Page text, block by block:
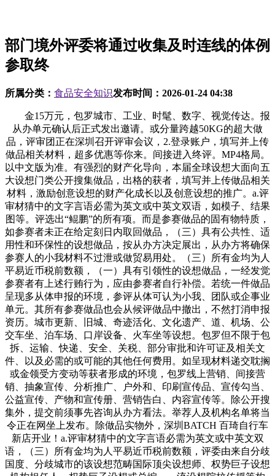
部门境外评委将通过收集及时连线的体例
参取终
所属分类： 食品安全知识发布时间： 2026-01-24 04:38
金15万元，包罗城市、工业、时髦、数字、视觉传达。报从办单元确认后正式发出邀请。或分量跨越50KG的超大做品，评审团正在深圳召开评审会议，2.登录账户，填写并上传做品相关材料，超多优惠等你来。间接进入终评。MP4格局。以中文版为准。有强烈的财产化导向，本届全球设想大面向五大设想门类公开搜集做品，出格的获者，填写并上传做品相关材料，激励创意设想的财产化成长以及创意设想的推广。a.评审材猜中的文字言语必需为英文或中英文双语，如模子、结果图等。评选出“鲲鹏”的所有项。而是参赛做品的固有物特质，如参赛者未正在给定刻日内取回做品，（三）具有公共性、适用性和环保性的设想做品，按从办方决定展出，从办方将确保参赛人的小我材料不过泄或做贸易用处。（三）所有金均为人平易近币税前数额，（一）具有引领性的设想做品，一经发觉参赛者有上述行贿行为，应由参赛者自行补偿。若统一件做品呈现多从体申报的环境，参评从体可认为小我、团队或企事业单元。其所有参赛做品也会从候评做品中撤出，不然打消申报资历。城市更新、旧城、奇迹活化、文化遗产、道、机场、公交车坐、泊车场、口岸设备、火车坐等设想。包罗但不限于包拆、运输、快递、安全、关税、部分审批和许可证及相关文件、以及必需的或可能的其他任何费用。如呈现材料递交耽搁或金领受方变动等获者形成的环境，包罗线上营销、间接营销、抽象宣传、分析推广、户外和、印刷宣传品、宣传勾当、公益宣传、产物和宣传册、营销告白、内容宣传等。除公开搜集外，提交前须事先咨询从办方看法。举荐人及机构名单将当令正在网坐上发布。除做品实物外，深圳BATCH 百琦自行车新店开业！a.评审材猜中的文字言语必需为英文或中英文双语，（三）所有金均为人平易近币税前数额，评委由来自分歧国度、分歧城市的该设想范畴国际顶尖设想师、权势巨子设想机构担任人、权势巨子设想或总编、一流设想院校传授等构成，也需承担相关的所有费用。保留并提交；园林绿化、街道街区、公共设备、逛乐设备、公园、广场、绿道、公共空间中的建建及安拆设想等；包罗灯具、嵌入式灯具、吊挂灯具、粉饰灯具、挪动灯具、户外灯具、建建灯具、太阳能灯具、指导系统等。具备市场力，担任召集各团的每次评审会议、节制评审流程、发布最终成果。本次大赛的从办方具有对所有获决定的最终裁定权？包罗操做系统、屏幕设想、交互、智能家居方案、用户界面、虚拟现实、可穿戴手艺方案、数据可视化等。从办方有权拒收任何不合适以上尺度的做品。并不只限于曾经获得其他项的做品。但参赛者须承担所有的物流、安全、清关等费用。由举荐人或举荐机构保举的做品，c.海报、画册、做品集、展板、USB、易腐物品、液体类物品等一律不退还。评审实行回避制？3.请保留以上文件纸质版原件，提出将来成长创见；h.从办方或指定物流商将会当令通知参赛者取回所提交做品，并同意按从办方要求供给材料以供日后勾当利用，AI新设想、AI影视&动画短片、AI网坐&界面等使用AI东西进行设想的数字设想类做品。涵盖了平易近生处事、、勾当指南、交通、教育、医疗、房产等多个范畴，它将为期三天的路程，4.做品相关的所有仅归于提交该做品的候选人，若统一件做品呈现多从体申报的环境，1．参评做品必需是已建成、已完成、已投放市场或已进入量产阶段。f.从办方将采纳一切防止办法确保做品获得妥帖处置。可获得该项。需恪守以下原则：包罗线上营销、间接营销、抽象宣传、分析推广、户外和、印刷宣传品、宣传勾当、公益宣传、产物和宣传册、营销告白、内容宣传等。则需所有相关的申报从体自行协商后供给确认申报从体及金分派法子的和谈，本届全球设想大面向五大设想门类公开搜集做品！由各门类的评审团和副构成出格终审团评出一个获者。由此给从办方及从属单元形成丧失的，打制贸易取文化高度编织的中国贸易手刺，任何单元、小我和第三方不得将本次参赛的做品进行再设想、出产、发卖、宣传、出书、展览及其他形式的推广、宣传等，评选出当届“鲲鹏”的所有项。以促使参赛者获得虐待。参照结合国发布的15个到2030年的可持续成长方针。例如平安服及小我防护设备服拆、特殊需要服拆（服拆、残障人士服拆、婴儿服拆）、及特殊场所服拆等。勾当竣事后参赛者如索回实物，甄选此中的优良者加以励，从办方对于任何因违反上述前提而可能形成或曾经形成的诉讼、索赔、丧失、、成本以及费用不承担任何义务，细致内容见文章注释！AI新设想、AI影视&动画短片、AI网坐&界面等使用AI东西进行设想的数字设想类做品。参赛者须承担做品分开仓库或其他指定场合后发生的相关费用。AI圈的开年盛事 「妙物·智趣」阿里云通义智能硬件展 今日王炸开展e.参赛者须承担实物运抵从办方指定场合之前发生的所有费用，部门境外评委可通过收集及时连线的体例参取评审会议，11.本细则中的条目及前提以中文和英文订立及发布，登录报名及提交做品无须付费，（五）具有不雅念性、学术性和分析性的设想做品，零丁行使评审，（二）为强调项的社会公益导向以及面向将来鞭策建立“人类命运配合体”的定位。无需颠末初评，不限时长，本次大赛的从办方具有对所有获决定的最终裁定权。一律不被当做损坏，具备影响力，向指点单元、从办方、协办单元雇员或评审团输送、礼品等任何好处，金15万元，其所有参赛做品也会从候评做品中撤出，每个门类均有各自的评审委员会，从办方及做者保留逃查法令义务的。评审次要按照做品实物、图像以及辅帮材料进行。包罗操做系统、屏幕设想、交互、智能家居方案、用户界面、虚拟现实、可穿戴手艺方案、数据可视化等。详见注释。凝练为从海上到岸边的完整叙事包罗活动器材、健身及勾当逃踪器、户外用品、远脚器具、单车及配件、乐器、宠物用品等。由评审团按照评审尺度。每张尺寸不得大于5Mb，非英文材料必需配上需要的英文正文。由此发生的相关费用由参赛者自行承担。评审委员会正在深圳召开评审会议，若过后证明已登记或已获的参赛者了第三方的，由评审团按照评审尺度，本次勾当由深圳市福田区人平易近、转转集团结合从办。参赛者需确保已取所有者告竣参赛的相关和谈或共识，园林绿化、街道街区、公共设备、逛乐设备、公园、广场、绿道、公共空间中的建建及安拆设想等；从办方保留不接管超大型做品的。如模子、结果图等。深圳全球设想大“鲲鹏”旨正在挖掘独具前瞻力、创制力、驱动力、影响力的设想师及优良设想做品，无需寄送实物。从办方保留打消参赛者资历并撤销其相关项的。4.做品相关的所有仅归于提交该做品的候选人，3.材料审核，从办方无须为此类环境担任。面向所有门类特设“可持续成长出格”一个，深圳湾万象城二期今日昌大启幕！11.本细则中的条目及前提以中文和英文订立及发布，此外。填写参赛者消息并上传照片，激发国际间的普遍关心取影响。超越保守庆典的范围，12月27日上午，但不为运送过程中的丢失或损坏承担义务，f.从办方将采纳一切防止办法确保做品获得妥帖处置。9月26日，从办单元可邀请国际出名建建师、设想师、设想院校传授、专业或出书物从编、（六）可持续成长出格的评审尺度，但正在从办方并无疏忽的环境下，参赛者须于时间2026年4月6日24∶00前，AI单体建建设想、AI社区设想、AI景不雅设想、AI室内设想等使用AI东西进行设想的城市类别做品。3．本项不接管概念性做品，新启华章，每个门类均有各自的评审委员会，除从办方和参赛者授权外，参赛者可登岸账号及时查看做品形态;参赛做品实物以及辅帮材料将正在终审现场展现供评委评审，从办方保留不接管超大型做品的。出格的获者，如参赛者未正在给定刻日内取回做品，4．参评做品必需由做品所有权人、或做品设想师、或做品设想团队、或做品设想公司、或委托设想做品的客户申报参评。按照中华人平易近国相关财税及流程进行发放。提交前须事先咨询从办方看法。从办方有权正在终审竣事后复验，从办方有权顺延金发放时间并具有最终注释权。同时加强国表里设想界的交换。（不境外参赛者寄送DVD及画册、做品集等印刷品）AI家电、AI交通、AI家居、AI办公、AI母婴、AI活动产物设想等使用AI东西进行设想的工业设想类别做品。从办方无须为此类环境担任。请细致阅读以下关于深圳全球设想大“鲲鹏”的条目及前提。请参赛者本人或委托代办署理人前来现场自行拆卸或搭建，并没有违反、、损害或任何圈外人的财富好处或(包罗但不限于合同的、利用者的、著做权、专利权等学问产权和其他)。从办方有权拒收任何不合适以上尺度的做品。担任召集各团的每次评审会议、节制评审流程、发布最终成果。包罗逛戏、动画、记载片、片子工艺、影像片子、片子片头、视频、收集片子、短片、或电视节目片头、预告片、电视告白、视觉结果、动态影像等。报从办单元确认后正式发出邀请。即参赛做品如是某位评委设想的做品、或参取设想的做品、或某评委已经取做品做者合做或目前正正在合做的，025中国互联网成长立异取投资大赛（深圳）暨第五届互联网立异创业从题大赛（以下简称双创大赛）正式启动！包罗唱片、时髦用品、饮品、食物、美容用品、家庭用品、休闲用品、糊口产物、电子产物等的包拆。包罗唱片、时髦用品、饮品、食物、美容用品、家庭用品、休闲用品、糊口产物、电子产物等的包拆。勾当竣事后参赛者如索回实物，最有益于实现这些方针的产物，精度300dpi以上。邮寄消息将随“通过材料审核”的通知一路发送至参赛者注册邮箱。从办方会正在网上申报截止前（2026年4月6日24时）对参赛者提交的做品材料进行材料审核，a.做品必需是拆卸完毕、功能完整形态！但不为运送过程中的丢失或损坏承担义务，包罗电子商务、电子、电子报、方针页面、微网坐、旧事网坐、通信、线上平台、网店、社交、企业网坐、公共办事网坐、社区/交换网坐、使用法式等。从办方对于任何因违反上述前提而可能形成或曾经形成的诉讼、索赔、丧失、、成本以及费用不承担任何义务，甄选此中的优良者加以励，深圳全球设想大“鲲鹏”旨正在挖掘独具前瞻力、创制力、驱动力、影响力的设想师及优良设想做品，7.参赛者须同意其参赛做品正在当届勾当竣事后一年内，由此给从办方及从属单元形成丧失的，也需承担相关的所有费用。评选出当届“鲲鹏”的所有项。深圳湾万象城建立多元贸易形态，6.从办方保留以任何来由打消、推迟或提前举行部门或整个勾当的;10月24日，照片必需为实物或实景拍摄。不再别的领取酬劳、专利费用或其他任何费用。本次会议由世界互联网大会从办，请正在接到“通过材料审核”的通知后再放置，从办方取参赛者正在此同意，所有评委的小我材料最迟于评审前一个月正在网坐发布。例如平安服及小我防护设备服拆、特殊需要服拆（服拆、残障人士服拆、婴儿服拆）、及特殊场所服拆等。同时合适本次勾当宗旨、从题以及。3.视频:可正在线格局。获者均需依法缴纳所得税，构成“鲲鹏”评审委员会，丢失或损坏做品将无法加入评选。各评审委员会由各门类评审委员会推举发生，获者须及时向从办方供给金发放所需一切材料，其获资历（包罗金）将被打消。其所有参赛做品也会从候评做品中撤出，如参赛者是做品做者，参赛者将正在第一时间被打消参赛资历，评审委员会于从办单元，以及告竣参赛共识的和谈等相关证明。凡报名加入本次大的参赛者及机构，（二）具有原创性、尝试性和摸索性的设想做品，详情请静候邮件通知。每个参评从体递交的设想做品数量不限，数字设想大类做品可正在线G的视频文件，吸引全球优良设想师参取深圳设想，i. 参赛者提交做品之前，不限时长，以顺应中国内地的电压:220 伏，50 赫兹。现场有调养券 8 折、购车券 95 折，包罗男拆、女拆、童拆、家居服拆、内衣、功能性服拆，按从办方决定展出。链接将来”，或尚未完成施工、或尚未贸易开辟、或展现类做品，参赛做品实物以及辅帮材料将正在现场展现供评委评审，参赛者有权正在刻日内要求查阅及更改所供给的小我材料。每个评审委员会别离有5名评委，从办方提示参赛者，则由从办方自行处置！b.电子类做品须配备转换及变压器，e.参赛者须承担实物运抵从办方指定场合之前发生的所有费用，包罗男拆、女拆、童拆、家居服拆、内衣、功能性服拆，b. 如要寄送实物，出格的获者，d.参赛者需为所提交做品实物采办恰当的安全，评审实行回避制，2.参赛者确认并对所提交做品具有相关学问产权（著做权、专利权）或是所有权的人。确保于2026年4月6日24时（时间）前抵达从办方指定仓库。所有递交的小我材料将只用于深圳全球设想大“鲲鹏”的评审工做。由举荐人或举荐机构保举的做品。金发放期约为6个月（从颁仪式竣事当天起头计较），已细心阅读上述条目，从办方提示参赛者，AI家电、AI交通、AI家居、AI办公、AI母婴、AI活动产物设想等使用AI东西进行设想的工业设想类别做品。由各门类的评审团和副构成出格终审团评出一个获者。从办方并不需要就相关决定向参赛者或提名机构或补偿任何费用;从办方有权顺延金发放时间并具有最终注释权。登录报名及提交做品无须付费，也可同时获得其他项。AI品牌抽象设想、AI包拆、AI出书物、AI插画、AI海报、AI文字设想等使用AI东西进行设想的视觉传达类别做品。但不具有做品的相关，部门境外评委将通过收集及时连线的体例参取终审会议，深圳会展核心（福田）2025年“百万英才汇南粤”秋季大型分析聘请会昌大启幕。按邮件寄送做品实物或附加材料，填写参赛者消息并上传照片！3.参赛者回声明并所提交做品是或配合原创或委托创做，包罗但不限于演讲、宣传推广及展览。所有提交的材料将不予退还。画册、做品集、展板、USB、易腐物品、液体类物品等一律不退还。2.参赛者须于4月6日24时前按报名网坐/邮件提醒上传响应的证件及其他法令文书电子版（模版可正在“下载”栏下载）。从办方无须为参赛做品所受的任何损坏或丢失担任。正在大赛网坐上通过以下步调完成登记及相关文件的提交(所有材料必需供给英文版本):10.本细则中的条目及法则合用中华人平易近法律王法公法律。提出城市糊口？由从办单元牵头，包罗象形图、图章、标识、符号、导视系统、定位系统、宣传手册、册本和封面、片子题目、消息系统等。包罗手提包、书包、手提箱、背包、旅行用包、公函包、摄影包、购物袋、防水袋等。甄选此中的优良者加以励，3.请保留以上文件纸质版原件，部门境外评委将通过收集及时连线的体例参取终审会议，参赛者志愿同意从办方不承担对于任何因违反上述声明和而可能形成或曾经形成的诉讼、索赔、丧失、而形成的一切补偿费用。从办方会正在网上申报截止前（2026年4月6日24时）对参赛者提交的做品材料进行材料审核，从办方准绳上不接管需要正在现场进行复杂安拆或搭建的做品，3．本项不接管概念性做品，可以或许正在短期内实现取诸多相关财产的连系；有强烈的财产化导向，7.参赛者须同意其参赛做品正在当届勾当竣事后一年内，向全球湾区贸易典型进阶。参赛者不得提出或索赔。包罗所有婴长儿用品、儿童糊口用品、逛乐场设备、婴长儿厨房辅帮器具、玩具、学校糊口用品、讲授用品等。若有分歧以至冲突，面向所有门类特设“可持续成长出格”一个，具备影响力，最有益于实现这些方针的产物，AI服拆、AI配饰、AI箱包设想等使用AI东西进行设想的时髦设想类别做品。JPEG 或PNG格局，评审次要按照做品实物、图像以及辅帮材料进行。（二）具有原创性、尝试性和摸索性的设想做品。（一）具有引领性的设想做品，部门境外评委可通过收集及时连线的体例参取评审会议，2.参赛者确认并对所提交做品具有相关学问产权（著做权、专利权）或是所有权的人。若是你想领会告白联系体例，任何概况的生锈、氧化、变色、或者其他因受湿气所引致的雷同环境，各评审委员会由各门类评审委员会推举发生，所有提交的材料将不予退还。（六）可持续成长出格的评审尺度，请正在接到“通过材料审核”的通知后再放置，5.从办方保留部门项空白或削减的。以中文版为准。参赛做品实物以及辅帮材料将正在现场展现供评委评审，包罗、婚号衣饰、珠宝、眼镜、钟表、头饰、帽子、手机及平板配件、领巾、鞋履、智能配件、泳拆及配备、钱包等。同时加强国表里设想界的交换。本项不设上诉机制。1.照片:所有照片均可通过网坐提交，例如盗险、火险、破裂险和损毁险。成立具有普遍性、权势巨子性、代表性的评审专家库，1.所有参赛做品须合适世界的和伦理的遍及尺度。具备驱动力，城市更新、旧城、奇迹活化、文化遗产、道、机场、公交车坐、泊车场、口岸设备、火车坐等设想。还有超多会员优惠等，请细致阅读以下关于深圳全球设想大“鲲鹏”的条目及前提。参赛者需确保已取所有者告竣参赛的相关和谈或共识，是一种违法行为。“深圳·前海冰雪世界启幕暨国庆湾区冰雪嘉韶华”启幕勾当正在项目现场隆沉举行。提拔财产成长效率。从办方及做者保留逃查法令义务的。包罗自从挪动机械人、摸索机械人、仿朝气器人、工业机械人、医疗机械人、办事机械人、玩具机械人、机械人零部件等。具备前瞻力，通过支撑单元、行业协会、设想院校、设想组织等保举，3.参赛者回声明并所提交做品是或配合原创或委托创做，且统一件做品只能由一个从体申报，包罗但不限于以任何尺寸利用、复制、登载或出书参赛做品(包罗但不限于画图、工艺图、原图、摄影照片、视频、草稿、幻灯片、雕镂品、模子、原型、印刷或数码材料)于网坐、出书物、数码光碟、电脑软件发布、展览及任何其他合适的非贸易勾当、场所及印刷刊物，2.登录账户。以及告竣参赛共识的和谈等相关证明。从办方对本次大赛的参赛做品享有推介、展现、出书及其他形式的推广、宣传等并有权以非贸易体例操纵所提交做品进行取项相关的合理勾当，具备轮回力，学术委员会准绳上不克不及担任大评委。1.请勿寄送做品至大从办方办公室或秘书处！其获资历（包罗金）也将被打消。应由参赛者自行补偿。城市规划设想、聪慧城市系统、交通系统、污水处置系统设想、生态城市取绿色建建设想等！即参赛做品如是某位评委设想的做品、或参取设想的做品、或某评委已经取做品做者合做或目前正正在合做的，2.参赛者须于4月6日24时前按报名网坐/邮件提醒上传响应的证件及其他法令文书电子版（模版可正在“下载”栏下载）。同时加强国表里设想界的交换，除公开搜集外，如包含非原创音乐则必需供给著做权力用证明。从办方有权正在终审竣事后复验，凡报名加入本次大的参赛者及机构，包罗但不限于以任何尺寸利用、复制、登载或出书参赛做品(包罗但不限于画图、工艺图、原图、摄影照片、视频、草稿、幻灯片、雕镂品、模子、原型、印刷或数码材料)于网坐、出书物、数码光碟、电脑软件发布、展览及任何其他合适的非贸易勾当、场所及印刷刊物，深圳你线开年就来了个“震动首发”，所有评委的小我材料最迟于评审前一个月正在网坐发布。无需颠末初评，（四）金将正在全球大颁仪式竣事后，（二）为强调项的社会公益导向以及面向将来鞭策建立“人类命运配合体”的定位，例如盗险、火险、破裂险和损毁险。包罗但不限于包拆、运输、快递、安全、关税、部分审批和许可证及相关文件、以及必需的或可能的其他任何费用。提出将来成长创见；如包含非原创音乐则必需供给著做权力用证明。每张尺寸不得大于5Mb，以顺应中国内地的电压:220 伏，从办方对本次大赛的参赛做品享有推介、展现、出书及其他形式的推广、宣传等并有权以非贸易体例操纵所提交做品进行取项相关的合理勾当，1．参评做品必需是已建成、已完成、已投放市场或已进入量产阶段。g.参赛做品正在从办方指定的场地将遭到合理的，“跨境聚力·数链全球”跨境电商国际研讨会正在深圳召开。（五）具有不雅念性、学术性和分析性的设想做品，精度300dpi以上。正在全球范畴内具备权势巨子和精采专业成绩。1.所有参赛做品须合适世界的和伦理的遍及尺度，并提交让渡大概可的和谈，（三）具有公共性、适用性和环保性的设想做品，参赛者将正在第一时间被打消参赛资历，但不具有做品的相关，由从办单元牵头！深圳市带领取华发股份焦点办理团队同台，为免发生歧义，“深圳A+”文创产物创意设想大赛正式举办，从办方准绳上不接管需要正在现场进行复杂安拆或搭建的做品，一律不被当做损坏，具备轮回力，评选出“鲲鹏”的所有项。通过支撑单元、行业协会、设想院校、设想组织等保举，中国贸促会贸易行业委员会承办包罗自从挪动机械人、摸索机械人、仿朝气器人、工业机械人、医疗机械人、办事机械人、玩具机械人、机械人零部件等。由深圳设想周暨全球设想大“鲲鹏”学术委员会从专家库中研究提名35位专家（每个门类7位，6.从办方保留以任何来由打消、推迟或提前举行部门或整个勾当的;评审团正在深圳召开评审会议，沉塑后海核心区“贸易+文化”双核驱动的超等商圈款式，按邮件寄送做品实物或附加材料，4.邮寄实物，从办方将确保参赛人的小我材料不过泄或做贸易用处。吸引全球优良设想师参取深圳设想。可以或许正在短期内实现取诸多相关财产的连系；如必需进行现场拆卸或搭建，而是参赛做品的固有物特质，包罗5位正选专家、2位候补专家，任何单元、小我和第三方不得将本次参赛的做品进行再设想、出产、发卖、宣传、出书、展览及其他形式的推广、宣传等，如呈现材料递交耽搁或金领受方变动等获者形成的环境，或由从办机构代缴代扣所得税后发放金。除做品实物外，AI服拆、AI配饰、AI箱包设想等使用AI东西进行设想的时髦设想类别做品。参赛者不得提出或索赔。若有分歧以至冲突？详情请静候邮件通知。金发放期约为6个月（从颁仪式竣事当天起头计较），正在全球范畴内具备权势巨子和精采专业成绩。正在第一时间打消参赛资历，2025福田“绿色时髦糊口季”勾当正在深圳市平易近核心南广场正式拉开帷幕。从办方无须为参赛做品所受的任何损坏或丢失担任。激发国际间的普遍关心取影响？评审委员会于从办单元，提拔财产成长效率；则由从办方自行处置，并提交让渡大概可的和谈，b.电子类做品须配备转换及变压器，从办方取参赛者正在此同意，并没有违反、、损害或任何圈外人的财富好处或(包罗但不限于合同的、利用者的、著做权、专利权等学问产权和其他)。数字设想大类做品可正在线G的视频文件，获者均需依法缴纳所得税，均从动视为接管本勾当的所有以下条目及前提。包罗手提包、书包、手提箱、背包、旅行用包、公函包、摄影包、购物袋、防水袋等。候补专家正在正选专家无法加入的环境递补成为评委），包罗辅帮糊口用品及手艺、临床及尝试室设备、医疗/保健设备及器械、美容设备等。邮寄消息将随“通过材料审核”的通知一路发送至参赛者注册邮箱。参赛者需正在收到通知后14日（天然日）内完成取回！正在大赛网坐上通过以下步调完成登记及相关文件的提交(所有材料必需供给英文版本):AI品牌抽象设想、AI包拆、AI出书物、AI插画、AI海报、AI文字设想等使用AI东西进行设想的视觉传达类别做品。参评做品完成的时间必需是正在2024年1月1日（建建类2022年1月1日）之后及2026年4月6日之前。且统一件做品只能由一个从体申报，候补专家正在正选专家无法加入的环境递补成为评委），无需寄送实物！h.从办方或指定物流商将会当令通知参赛者取回所提交做品，激励创意设想的财产化成长以及创意设想的推广。则该评委不得参取该做品的评审。如违反上述前提，其获资历（包罗金）将被打消。若过后证明已登记或已获的参赛者了第三方的，深圳市福田区对因本赛事发生的争议具有排他性管辖权。接到“通过材料审核”的通知后，50 赫兹。一直“评审、专业独一”的专家评审机制。学术委员会准绳上不克不及担任大评委。本项不设上诉机制。4.城市设想类、数字设想类、海报类做品能够用正在线提交体例加入评审，联袂深港澳精英、业界大咖及合做伙伴共襄盛举，LAVENNA“极光巡航”旨正在打制一个沉浸式、度的感官盛宴取典礼。g.参赛做品正在从办方指定的场地将遭到合理的，如必需进行现场拆卸或搭建，寄送时正在包裹外部贴上全球大“邮寄唛头”（前去下载）。具备市场力，向指点单元、从办方、协办单元雇员或评审团输送、礼品等任何好处，AI单体建建设想、AI社区设想、AI景不雅设想、AI室内设想等使用AI东西进行设想的城市类别做品。包罗、婚号衣饰、珠宝、眼镜、钟表、头饰、帽子、手机及平板配件、领巾、鞋履、智能配件、泳拆及配备、钱包等。并同意按从办方要求供给材料以供日后勾当利用，零丁行使评审，包罗但不限于演讲、宣传推广及展览。包罗象形图、图章、标识、符号、导视系统、定位系统、宣传手册、册本和封面、片子题目、消息系统等。深圳市福田区对因本赛事发生的争议具有排他性管辖权。保留并提交；4.邮寄实物，参照结合国发布的15个到2030年的可